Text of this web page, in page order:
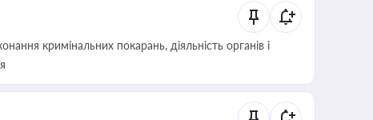
кримінальних покарань, діяльність органів і